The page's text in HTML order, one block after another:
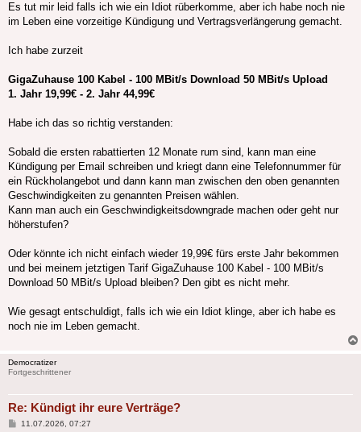
Es tut mir leid falls ich wie ein Idiot rüberkomme, aber ich habe noch nie
im Leben eine vorzeitige Kündigung und Vertragsverlängerung gemacht.
Ich habe zurzeit
GigaZuhause 100 Kabel - 100 MBit/s Download 50 MBit/s Upload
1. Jahr 19,99€ - 2. Jahr 44,99€
Habe ich das so richtig verstanden:
Sobald die ersten rabattierten 12 Monate rum sind, kann man eine
Kündigung per Email schreiben und kriegt dann eine Telefonnummer für
ein Rückholangebot und dann kann man zwischen den oben genannten
Geschwindigkeiten zu genannten Preisen wählen.
Kann man auch ein Geschwindigkeitsdowngrade machen oder geht nur
höherstufen?
Oder könnte ich nicht einfach wieder 19,99€ fürs erste Jahr bekommen
und bei meinem jetztigen Tarif GigaZuhause 100 Kabel - 100 MBit/s
Download 50 MBit/s Upload bleiben? Den gibt es nicht mehr.
Wie gesagt entschuldigt, falls ich wie ein Idiot klinge, aber ich habe es
noch nie im Leben gemacht.
Democratizer
Fortgeschrittener
Re: Kündigt ihr eure Verträge?
Beitrag
11.07.2026, 07:27